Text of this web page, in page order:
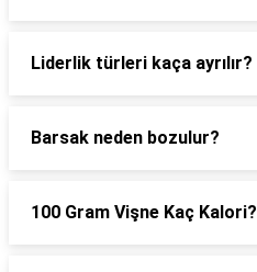
Liderlik türleri kaça ayrılır?
Barsak neden bozulur?
100 Gram Vişne Kaç Kalori?